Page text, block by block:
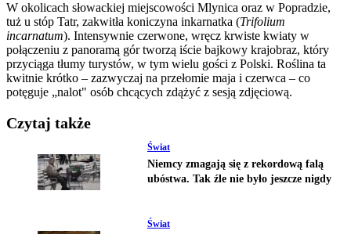
W okolicach słowackiej miejscowości Mlynica oraz w Popradzie,
tuż u stóp Tatr, zakwitła koniczyna inkarnatka (Trifolium
incarnatum). Intensywnie czerwone, wręcz krwiste kwiaty w
połączeniu z panoramą gór tworzą iście bajkowy krajobraz, który
przyciąga tłumy turystów, w tym wielu gości z Polski. Roślina ta
kwitnie krótko – zazwyczaj na przełomie maja i czerwca – co
potęguje „nalot" osób chcących zdążyć z sesją zdjęciową.
Czytaj także
Świat
Niemcy zmagają się z rekordową falą
ubóstwa. Tak źle nie było jeszcze nigdy
Świat